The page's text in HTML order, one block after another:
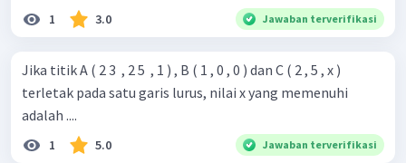
1 3.0 Jawaban terverifikasi
Jika titik A ( 2 3 ​ , 2 5 ​ , 1 ) , B ( 1 , 0 , 0 ) dan C ( 2 , 5 , x )
terletak pada satu garis lurus, nilai x yang memenuhi
adalah ....
1 5.0 Jawaban terverifikasi